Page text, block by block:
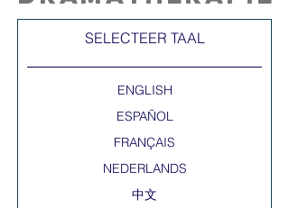
SELECTEER TAAL​
中文
ESPAÑOL
FRANÇAIS
ENGLISH
NEDERLANDS